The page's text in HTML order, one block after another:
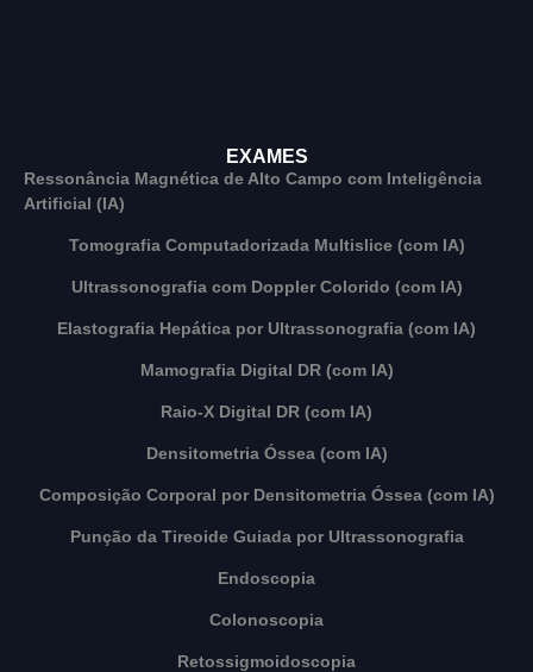
EXAMES
Ressonância Magnética de Alto Campo com Inteligência
Artificial (IA)
Tomografia Computadorizada Multislice (com IA)
Ultrassonografia com Doppler Colorido (com IA)
Elastografia Hepática por Ultrassonografia (com IA)
Mamografia Digital DR (com IA)
Raio-X Digital DR (com IA)
Densitometria Óssea (com IA)
Composição Corporal por Densitometria Óssea (com IA)
Punção da Tireoide Guiada por Ultrassonografia
Endoscopia
Colonoscopia
Retossigmoidoscopia